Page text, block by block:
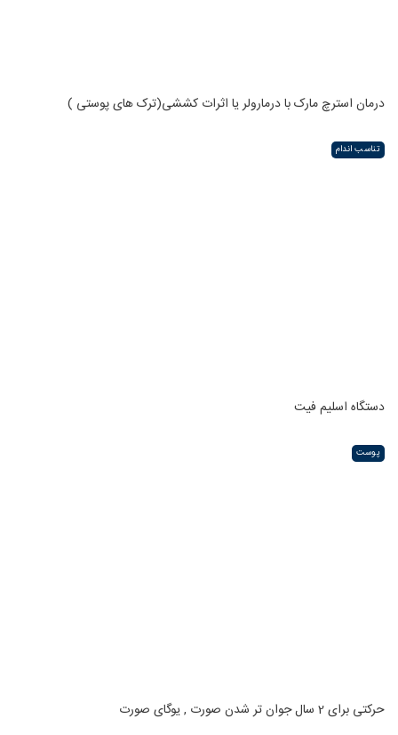
درمان استرچ مارک با درمارولر یا اثرات کششی(ترک های پوستی )
تناسب اندام
دستگاه اسلیم فیت
پوست
حرکتی برای 2 سال جوان تر شدن صورت , یوگای صورت